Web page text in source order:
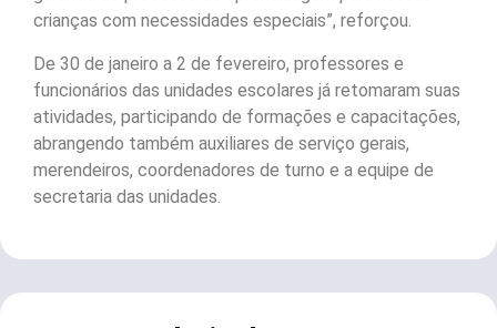
crianças com necessidades especiais”, reforçou.
De 30 de janeiro a 2 de fevereiro, professores e
funcionários das unidades escolares já retomaram suas
atividades, participando de formações e capacitações,
abrangendo também auxiliares de serviço gerais,
merendeiros, coordenadores de turno e a equipe de
secretaria das unidades.